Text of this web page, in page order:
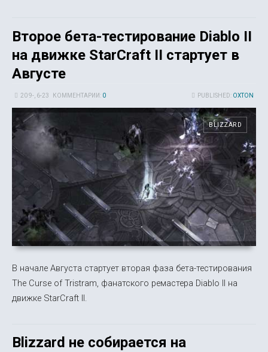
Второе бета-тестирование Diablo II
на движке StarCraft II стартует в
Августе
PUBLISHED: OXTON
20 9-, 6-23 КОММЕНТАРИИ: 0
BLIZZARD
В начале Августа стартует вторая фаза бета-тестирования
The Curse of Tristram, фанатского ремастера Diablo II на
движке StarCraft II.
Blizzard не собирается на